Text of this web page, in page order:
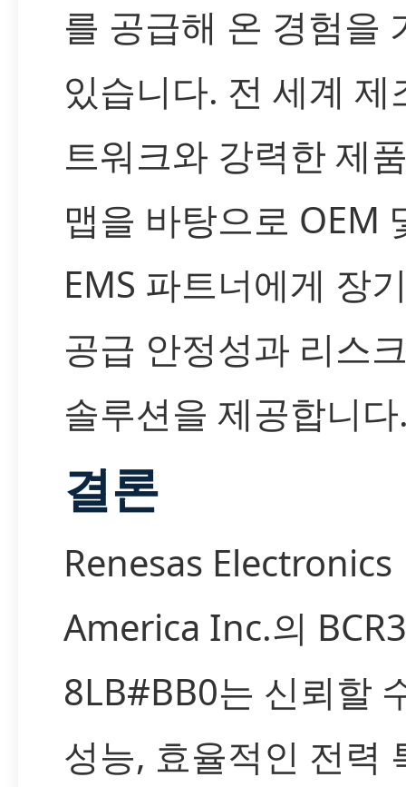
를 공급해 온 경험을
있습니다. 전 세계 제
트워크와 강력한 제
맵을 바탕으로 OEM
EMS 파트너에게 장
공급 안정성과 리스
솔루션을 제공합니
결론
Renesas Electronics
America Inc.의
8LB#BB0는 신뢰할
성능, 효율적인 전력